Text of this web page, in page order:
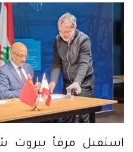
استقبل مرفأ بيروت